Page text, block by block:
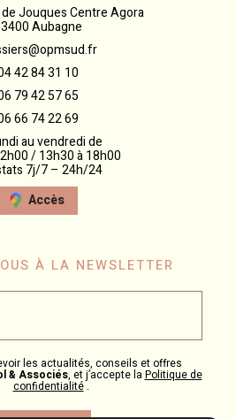
Jouques Centre Agora
Aubagne
42 84 31 10
79 42 57 65
66 74 22 69
au vendredi de
/ 13h30 à 18h00
7j/7 – 24h/24
Accès
À LA NEWSLETTER
les actualités, conseils et offres
& Associés, et j’accepte la Politique de
confidentialité.